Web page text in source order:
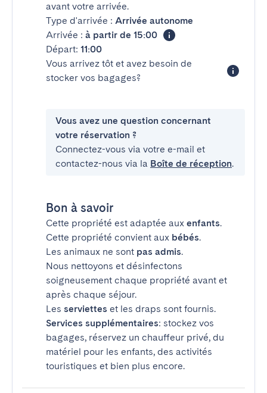
avant votre arrivée.
Type d'arrivée : Arrivée autonome
Arrivée : à partir de 15:00
Départ: 11:00
Vous arrivez tôt et avez besoin de
stocker vos bagages?
Vous avez une question concernant
votre réservation ?
Connectez-vous via votre e-mail et
contactez-nous via la Boîte de réception.
Bon à savoir
Cette propriété est adaptée aux enfants.
Cette propriété convient aux bébés.
Les animaux ne sont pas admis.
Nous nettoyons et désinfectons
soigneusement chaque propriété avant et
après chaque séjour.
Les serviettes et les draps sont fournis.
Services supplémentaires: stockez vos
bagages, réservez un chauffeur privé, du
matériel pour les enfants, des activités
touristiques et bien plus encore.